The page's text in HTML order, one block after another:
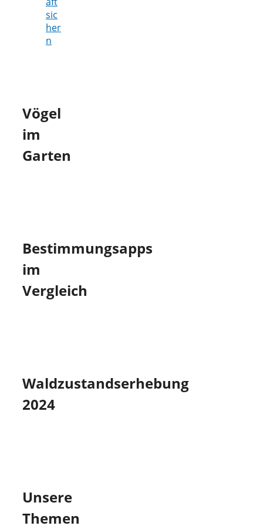
sic
her
n
Vögel
im
Garten
Bestimmungsapps
im
Vergleich
Waldzustandserhebung
2024
Unsere
Themen